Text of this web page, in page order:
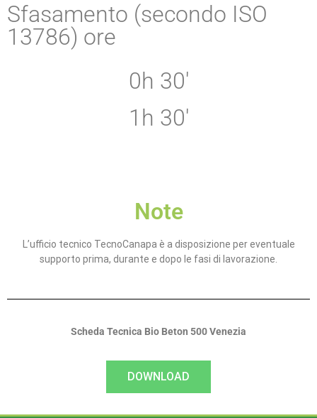
Sfasamento (secondo ISO
13786) ore
0h 30'
1h 30'
Note
L’ufficio tecnico TecnoCanapa è a disposizione per eventuale
supporto prima, durante e dopo le fasi di lavorazione.
Scheda Tecnica Bio Beton 500 Venezia
DOWNLOAD